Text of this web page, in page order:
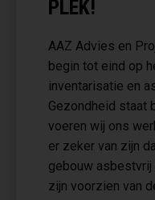
PLEK!
AAZ Advies en
begin tot eind op
inventarisatie en
Gezondheid staat
voeren wij ons
er zeker van zijn
gebouw
zijn voorzien van